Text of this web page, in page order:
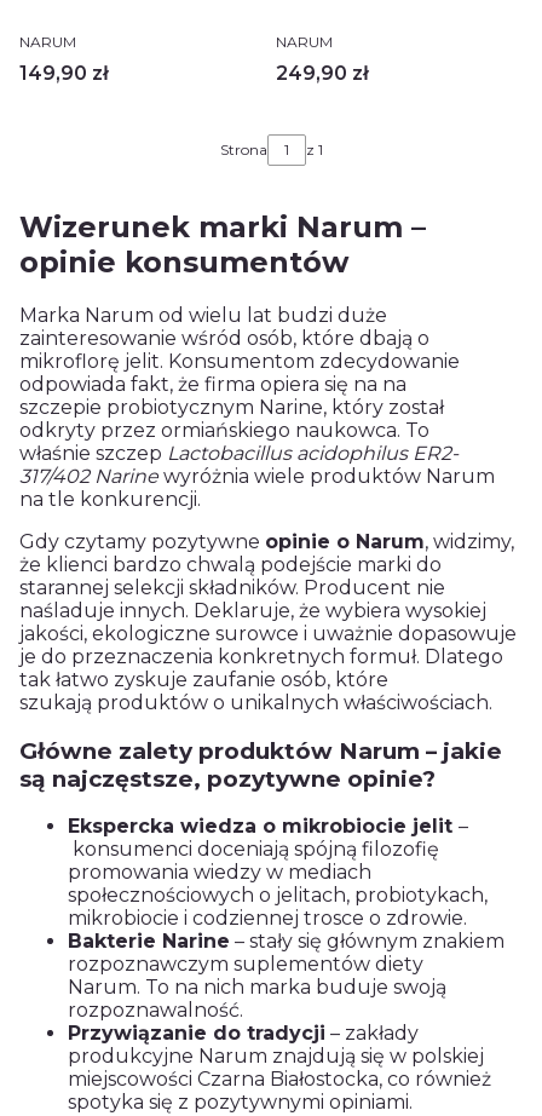
PRODUCENT
NARUM
Cena
149,90 zł
PRODUCENT
NARUM
Cena
249,90 zł
Strona z 1
Wizerunek marki Narum –
opinie konsumentów
Marka Narum od wielu lat budzi duże
zainteresowanie wśród osób, które dbają o
mikroflorę jelit. Konsumentom zdecydowanie
odpowiada fakt, że firma opiera się na na
szczepie probiotycznym Narine, który został
odkryty przez ormiańskiego naukowca. To
właśnie szczep Lactobacillus acidophilus ER2-
317/402 Narine wyróżnia wiele produktów Narum
na tle konkurencji.
Gdy czytamy pozytywne opinie o Narum, widzimy,
że klienci bardzo chwalą podejście marki do
starannej selekcji składników. Producent nie
naśladuje innych. Deklaruje, że wybiera wysokiej
jakości, ekologiczne surowce i uważnie dopasowuje
je do przeznaczenia konkretnych formuł. Dlatego
tak łatwo zyskuje zaufanie osób, które
szukają produktów o unikalnych właściwościach.
Główne zalety produktów Narum – jakie
są najczęstsze, pozytywne opinie?
Ekspercka wiedza o mikrobiocie jelit –
konsumenci doceniają spójną filozofię
promowania wiedzy w mediach
społecznościowych o jelitach, probiotykach,
mikrobiocie i codziennej trosce o zdrowie.
Bakterie Narine – stały się głównym znakiem
rozpoznawczym suplementów diety
Narum. To na nich marka buduje swoją
rozpoznawalność.
Przywiązanie do tradycji – zakłady
produkcyjne Narum znajdują się w polskiej
miejscowości Czarna Białostocka, co również
spotyka się z pozytywnymi opiniami.